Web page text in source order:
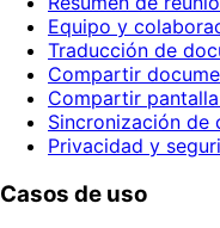
Equipo y
Traducción de
Compartir
Compartir
Sincronización de
Privacidad y
Casos de uso